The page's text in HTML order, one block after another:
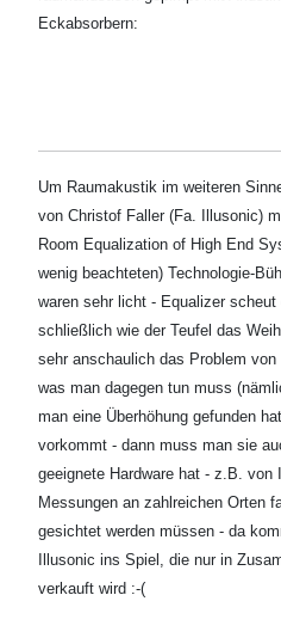
Eckabsorbern:
Um Raumakustik im weiteren
von Christof Faller (Fa. Illusonic)
Room Equalization of High End
wenig beachteten) Technologie-
waren sehr licht - Equalizer scheut
schließlich wie der Teufel das
sehr anschaulich das Problem
was man dagegen tun muss
man eine Überhöhung gefunden
vorkommt - dann muss man sie
geeignete Hardware hat - z.B. von
Messungen an zahlreichen Orten
gesichtet werden müssen - da
Illusonic ins Spiel, die nur in
verkauft wird :-(